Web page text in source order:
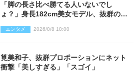
「脚の長さ比べ勝てる人いないでし
ょ？」身長182cm美女モデル、抜群のプ
エンタメ 2026/8/8 18:00
筧美和子、抜群プロポーションにネット
衝撃「美しすぎる」「スゴイ」